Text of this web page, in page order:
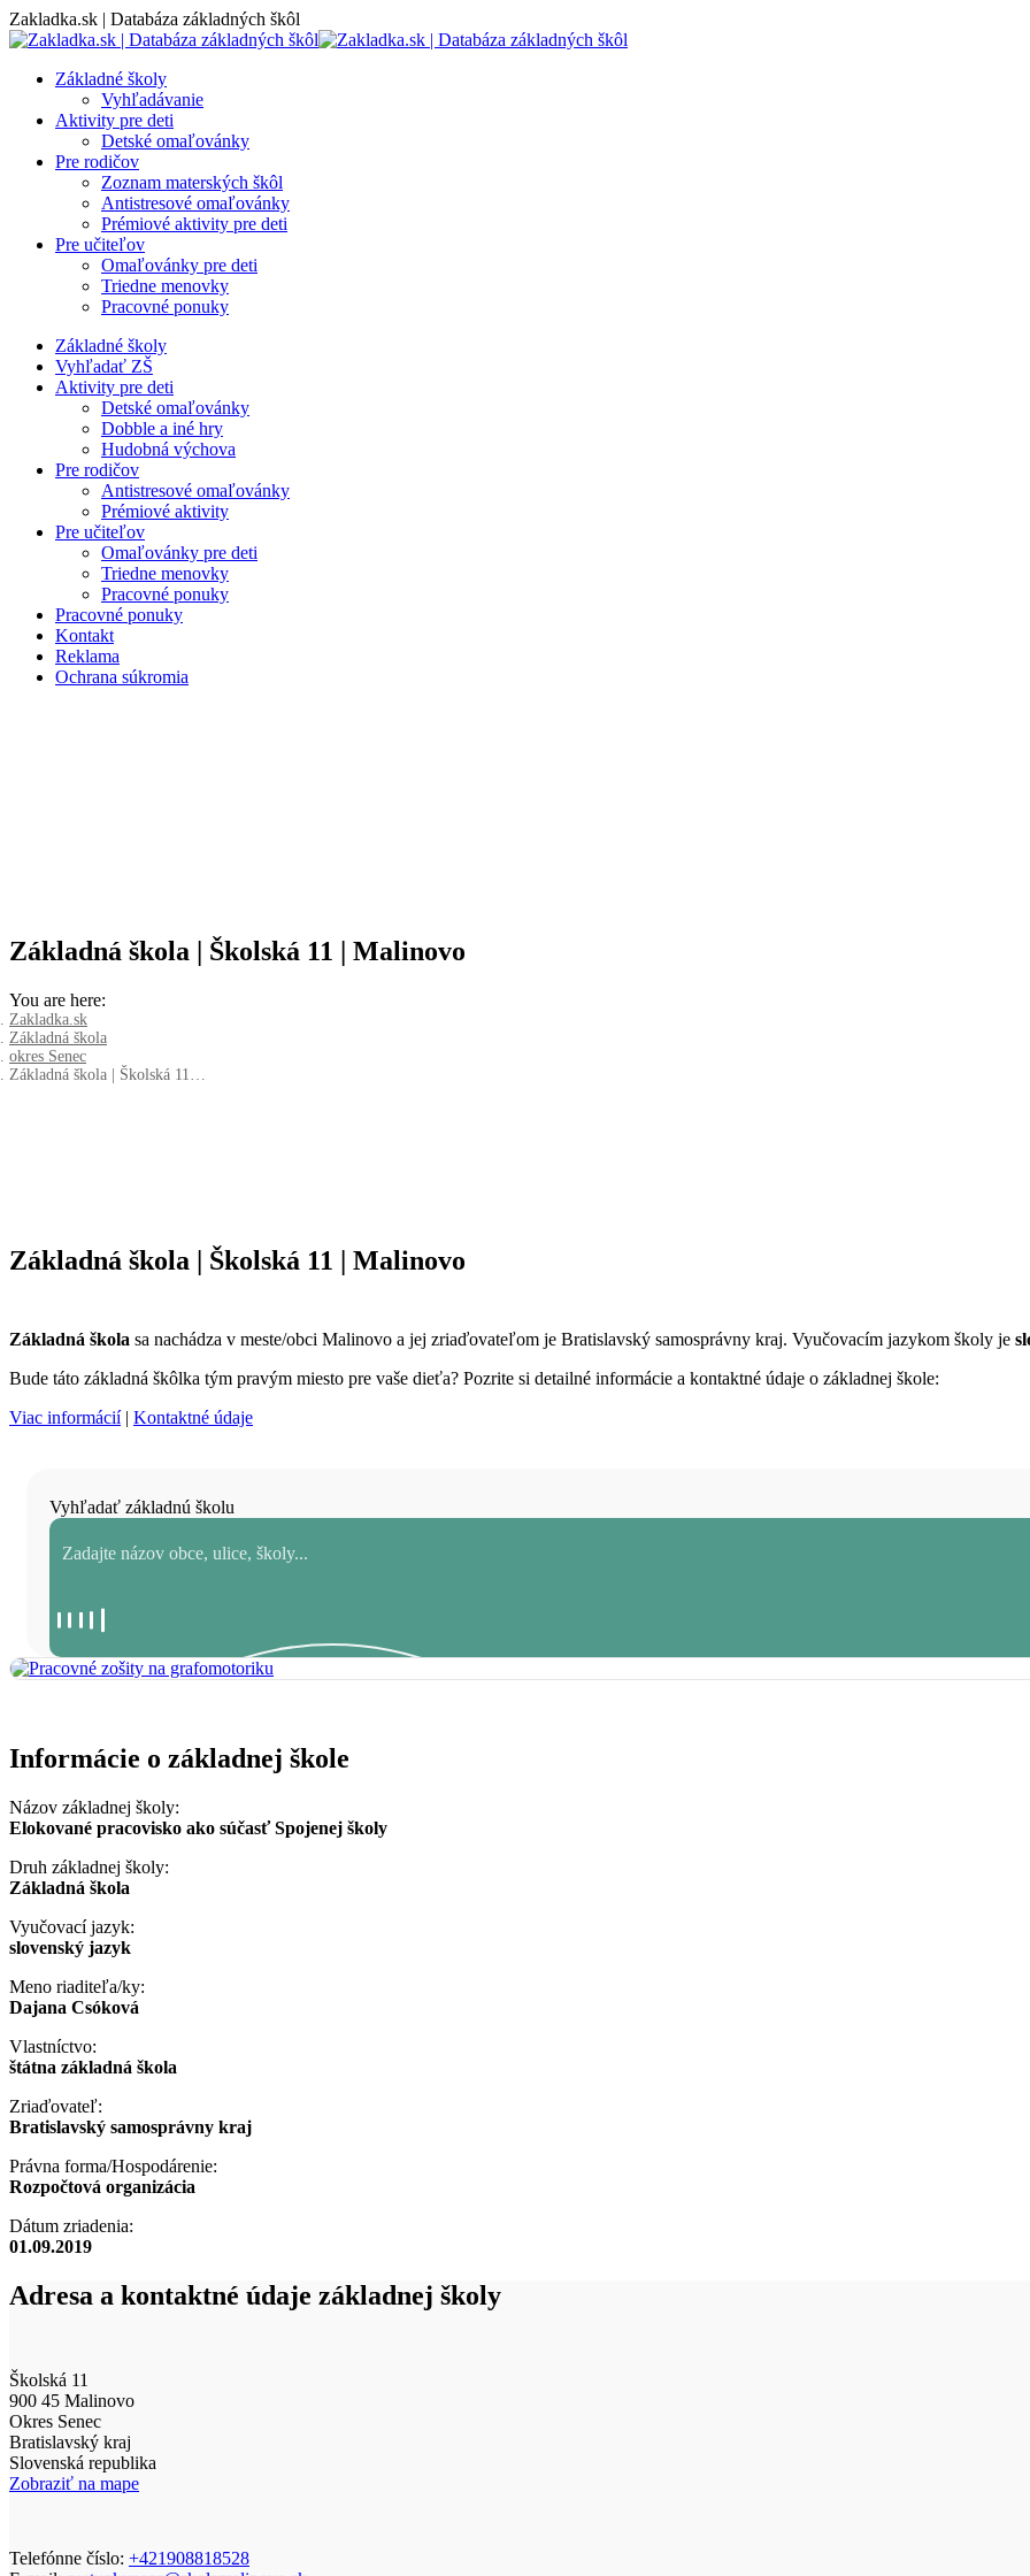
Skip
to
Zakladka.sk | Databáza základných škôl
Základné školy
Vyhľadávanie
Aktivity pre deti
Detské omaľovánky
Pre rodičov
Zoznam materských škôl
Antistresové omaľovánky
Prémiové aktivity pre deti
Pre učiteľov
Omaľovánky pre deti
Triedne menovky
Pracovné ponuky
Základné školy
Vyhľadať ZŠ
Aktivity pre deti
Detské omaľovánky
Dobble a iné hry
Hudobná výchova
Pre rodičov
Antistresové omaľovánky
Prémiové aktivity
Pre učiteľov
Omaľovánky pre deti
Triedne menovky
Pracovné ponuky
Pracovné ponuky
Kontakt
Reklama
Ochrana súkromia
Základná škola | Školská 11 | Malinovo
You are here:
Zakladka.sk
Základná škola
okres Senec
Základná škola | Školská 11…
Základná škola | Školská 11 | Malinovo
Základná škola sa nachádza v meste/obci Malinovo a jej zriaďovateľom je Bratislavský samosprávny kraj. Vyučovacím jazykom školy je
Bude táto základná škôlka tým pravým miesto pre vaše dieťa? Pozrite si detailné informácie a kontaktné údaje o základnej škole:
Viac informácií| Kontaktné údaje
Vyhľadať základnú školu
Informácie o základnej škole
Názov základnej školy:
Elokované pracovisko ako súčasť Spojenej školy
Druh základnej školy:
Základná škola
Vyučovací jazyk:
slovenský jazyk
Meno riaditeľa/ky:
Dajana Csóková
Vlastníctvo:
štátna základná škola
Zriaďovateľ:
Bratislavský samosprávny kraj
Právna forma/Hospodárenie:
Rozpočtová organizácia
Dátum zriadenia:
01.09.2019
Adresa a kontaktné údaje základnej školy
Školská 11
900 45 Malinovo
Okres Senec
Bratislavský kraj
Slovenská republika
Zobraziť na mape
Telefónne číslo: +421908818528